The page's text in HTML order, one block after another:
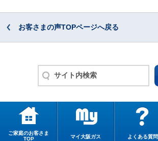
お客さまの声TOPページへ戻る
ご家庭のお客さま
TOP
マイ大阪ガス よくある質問